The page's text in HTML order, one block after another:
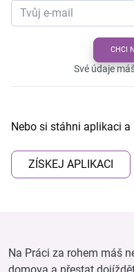
CHCI
Své údaje
Nebo si stáhni aplikaci
ZÍSKEJ APLIKACI
Na Práci za rohem máš
domova a přestat